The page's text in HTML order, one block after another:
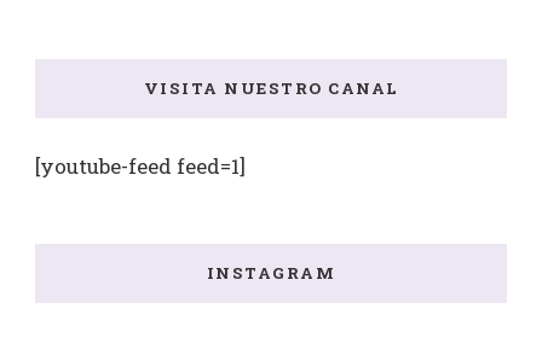
VISITA NUESTRO CANAL
[youtube-feed feed=1]
INSTAGRAM